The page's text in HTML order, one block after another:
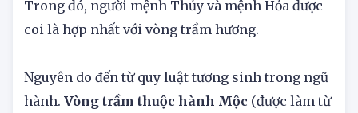
Trong đó, người mệnh Thủy và mệnh Hỏa được